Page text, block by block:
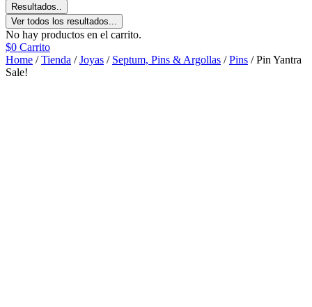
Resultados..
Ver todos los resultados...
No hay productos en el carrito.
$0 Carrito
Home /Tienda /Joyas / Septum, Pins & Argollas /Pins / Pin Yantra
Sale!